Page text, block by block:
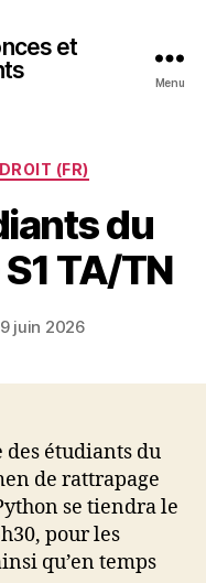
et
Menu
(FR)
du
TA/TN
9 juin 2026
des étudiants du
de rattrapage
se tiendra le
pour les
qu’en temps